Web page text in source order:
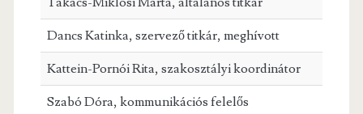
Dancs Katinka, szervező titkár, meghívott
Kattein-Pornói Rita, szakosztályi koordinátor
Szabó Dóra, kommunikációs felelős